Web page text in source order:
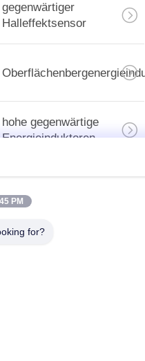
gegenwärtiger
Halleffektsensor
hohe gegenwärtige
Energieinduktoren
PM
for?